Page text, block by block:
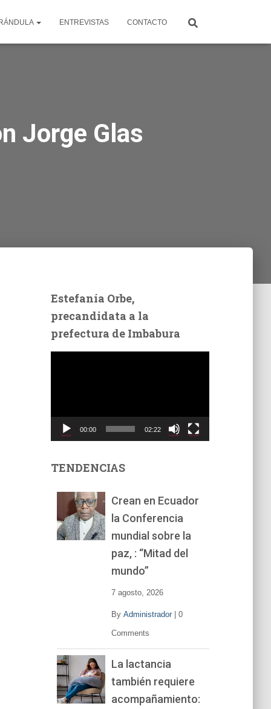
ENTREVISTAS CONTACTO
Jorge Glas
Estefanía Orbe,
precandidata a la
prefectura de Imbabura
t
00:00 02:22
TENDENCIAS
Crean en Ecuador
la Conferencia
mundial sobre la
paz, : “Mitad del
mundo”
7 agosto, 2026
By Administrador| 0
Comments
La lactancia
también requiere
acompañamiento: